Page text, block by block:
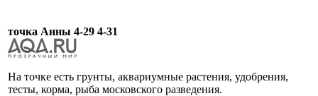
точка Анны 4-29 4-31
На точке есть грунты, аквариумные растения, удобрения,
тесты, корма, рыба московского разведения.